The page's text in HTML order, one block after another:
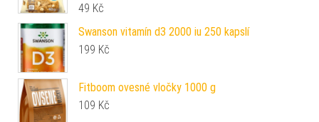
49 Kč
Swanson vitamín d3 2000 iu 250 kapslí
199 Kč
Fitboom ovesné vločky 1000 g
109 Kč